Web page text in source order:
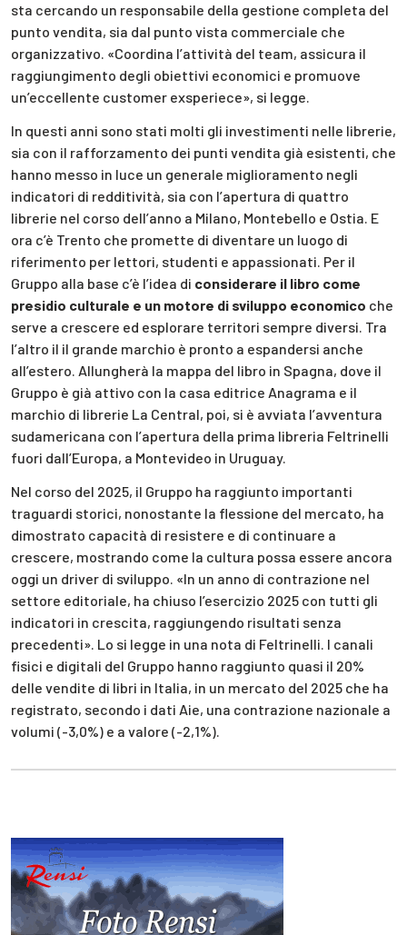
sta cercando un responsabile della gestione completa del
punto vendita, sia dal punto vista commerciale che
organizzativo. «Coordina l’attività del team, assicura il
raggiungimento degli obiettivi economici e promuove
un’eccellente customer exsperiece», si legge.
In questi anni sono stati molti gli investimenti nelle librerie,
sia con il rafforzamento dei punti vendita già esistenti, che
hanno messo in luce un generale miglioramento negli
indicatori di redditività, sia con l’apertura di quattro
librerie nel corso dell’anno a Milano, Montebello e Ostia. E
ora c’è Trento che promette di diventare un luogo di
riferimento per lettori, studenti e appassionati. Per il
Gruppo alla base c’è l’idea di considerare il libro come
presidio culturale e un motore di sviluppo economico che
serve a crescere ed esplorare territori sempre diversi. Tra
l’altro il il grande marchio è pronto a espandersi anche
all’estero. Allungherà la mappa del libro in Spagna, dove il
Gruppo è già attivo con la casa editrice Anagrama e il
marchio di librerie La Central, poi, si è avviata l’avventura
sudamericana con l’apertura della prima libreria Feltrinelli
fuori dall’Europa, a Montevideo in Uruguay.
Nel corso del 2025, il Gruppo ha raggiunto importanti
traguardi storici, nonostante la flessione del mercato, ha
dimostrato capacità di resistere e di continuare a
crescere, mostrando come la cultura possa essere ancora
oggi un driver di sviluppo. «In un anno di contrazione nel
settore editoriale, ha chiuso l’esercizio 2025 con tutti gli
indicatori in crescita, raggiungendo risultati senza
precedenti». Lo si legge in una nota di Feltrinelli. I canali
fisici e digitali del Gruppo hanno raggiunto quasi il 20%
delle vendite di libri in Italia, in un mercato del 2025 che ha
registrato, secondo i dati Aie, una contrazione nazionale a
volumi (-3,0%) e a valore (-2,1%).